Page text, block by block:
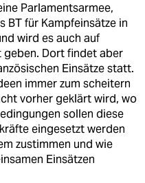
Parlamentsarmee,
BT für Kampfeinsätze in
wird es auch auf
Dort findet aber
Einsätze statt.
immer zum scheitern
vorher geklärt wird, wo
sollen diese
eingesetzt werden
zustimmen und wie
Einsätzen